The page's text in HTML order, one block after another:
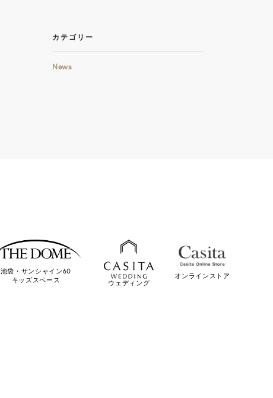
カテゴリー
News
池袋・サンシャイン60
キッズスペース
ウェディング
オンラインストア